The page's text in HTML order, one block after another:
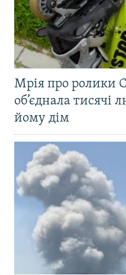
Мрія про ролики
об’єднала тисячі
йому дім